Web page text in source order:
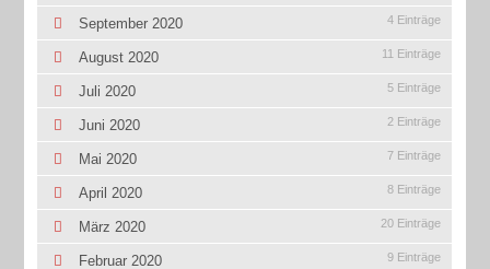
September 2020 4 Einträge
August 2020 11 Einträge
Juli 2020 5 Einträge
Juni 2020 2 Einträge
Mai 2020 7 Einträge
April 2020 8 Einträge
März 2020 20 Einträge
Februar 2020 9 Einträge